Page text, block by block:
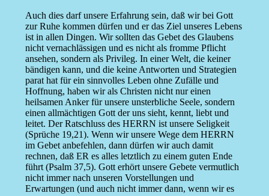
Auch dies darf unsere Erfahrung sein, daß wir bei Gott
zur Ruhe kommen dürfen und er das Ziel unseres Lebens
ist in allen Dingen. Wir sollten das Gebet des Glaubens
nicht vernachlässigen und es nicht als fromme Pflicht
ansehen, sondern als Privileg. In einer Welt, die keiner
bändigen kann, und die keine Antworten und Strategien
parat hat für ein sinnvolles Leben ohne Zufälle und
Hoffnung, haben wir als Christen nicht nur einen
heilsamen Anker für unsere unsterbliche Seele, sondern
einen allmächtigen Gott der uns sieht, kennt, liebt und
leitet. Der Ratschluss des HERRN ist unsere Seligkeit
(Sprüche 19,21). Wenn wir unsere Wege dem HERRN
im Gebet anbefehlen, dann dürfen wir auch damit
rechnen, daß ER es alles letztlich zu einem guten Ende
führt (Psalm 37,5). Gott erhört unsere Gebete vermutlich
nicht immer nach unseren Vorstellungen und
Erwartungen (und auch nicht immer dann, wenn wir es